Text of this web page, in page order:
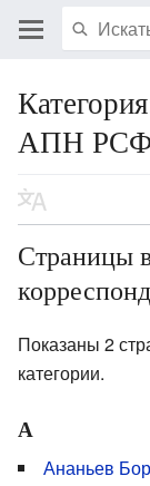
АПН
Страницы
Показаны 2
категории.
А
Ананьев